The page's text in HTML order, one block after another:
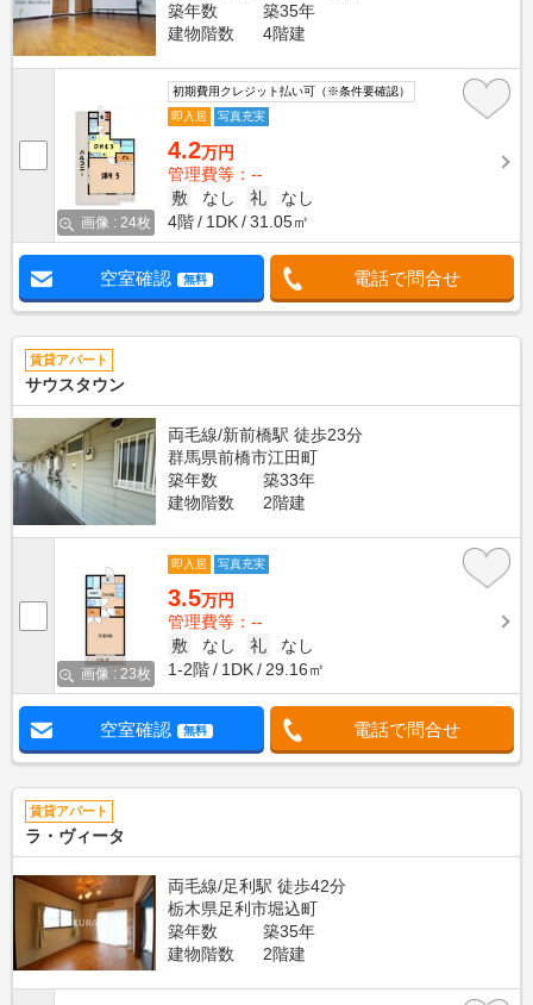
築年数
築35年
建物階数
4階建
画像 : 24枚
初期費用クレジット払い可（※条件要確認）
即入居
写真充実
4.2万円
管理費等：--
敷
なし 礼
なし
4階
1DK 31.05㎡
空室確認 無料 電話で問合せ
賃貸アパート
サウスタウン
両毛線/新前橋駅 徒歩23分
群馬県前橋市江田町
築年数
築33年
建物階数
2階建
画像 : 23枚
即入居 写真充実
3.5万円
管理費等：--
敷
なし 礼
なし
1-2階
1DK 29.16㎡
空室確認 無料 電話で問合せ
賃貸アパート
ラ・ヴィータ
両毛線/足利駅 徒歩42分
栃木県足利市堀込町
築年数
築35年
建物階数
2階建